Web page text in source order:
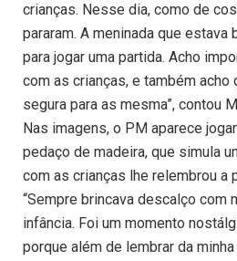
crianças. Nesse dia, como de
pararam. A meninada que estava
para jogar uma partida. Acho
com as crianças, e também acho
segura para as mesma”, contou
Nas imagens, o PM aparece
pedaço de madeira, que simula
com as crianças lhe relembrou a
“Sempre brincava descalço com
infância. Foi um momento
porque além de lembrar da